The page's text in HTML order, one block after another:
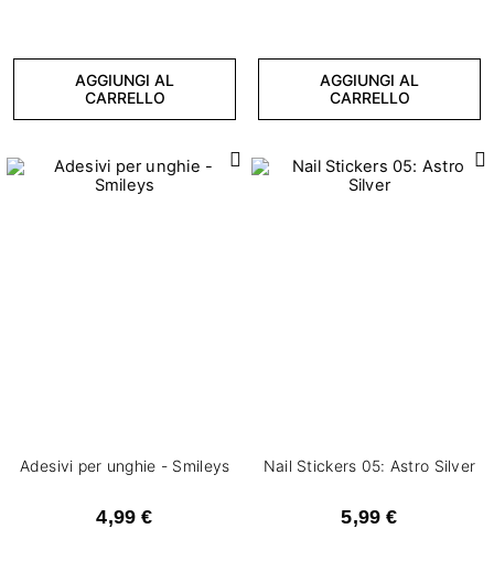
AGGIUNGI AL
CARRELLO
AGGIUNGI AL
CARRELLO
Adesivi per unghie - Smileys
4,99 €
Nail Stickers 05: Astro Silver
5,99 €